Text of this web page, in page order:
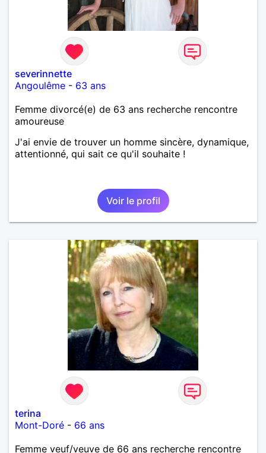
severinnette
Angoulême - 63 ans
Femme divorcé(e) de 63 ans recherche rencontre
amoureuse
J'ai envie de trouver un homme sincère, dynamique,
attentionné, qui sait ce qu'il souhaite !
Voir le profil
terina
Mont-Doré - 66 ans
Femme veuf/veuve de 66 ans recherche rencontre